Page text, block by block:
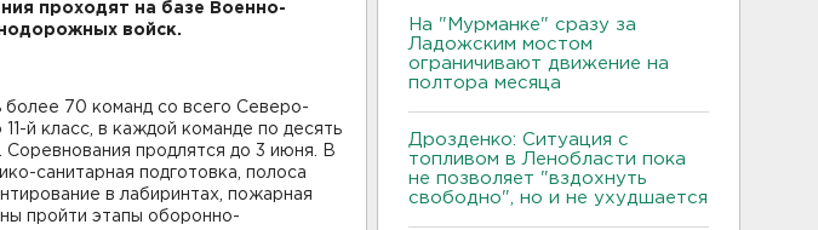
проходят на базе Военно-
войск.
70 команд со всего Северо-
й класс, в каждой команде по десять
продлятся до 3 июня. В
санитарная подготовка, полоса
в лабиринтах, пожарная
пройти этапы оборонно-
На "Мурманке" сразу за
Ладожским мостом
ограничивают движение на
полтора месяца
Дрозденко: Ситуация с
топливом в Ленобласти пока
не позволяет "вздохнуть
свободно", но и не ухудшается